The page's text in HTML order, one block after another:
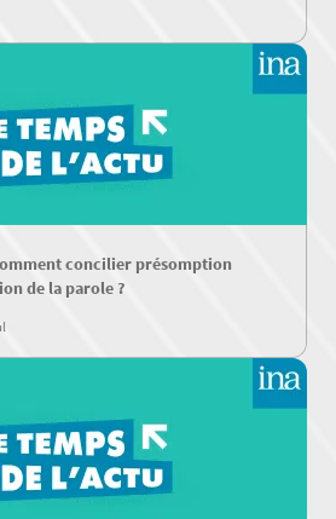
concilier présomption
de la parole ?